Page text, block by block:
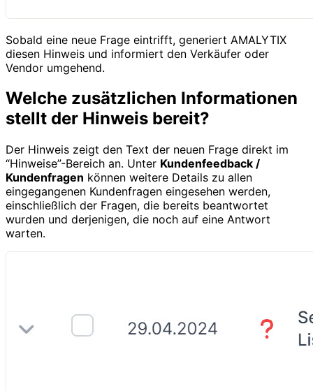
Sobald eine neue Frage eintrifft, generiert AMALYTIX
diesen Hinweis und informiert den Verkäufer oder
Vendor umgehend.
Welche zusätzlichen Informationen
stellt der Hinweis bereit?
Der Hinweis zeigt den Text der neuen Frage direkt im
“Hinweise”-Bereich an. Unter Kundenfeedback /
Kundenfragen können weitere Details zu allen
eingegangenen Kundenfragen eingesehen werden,
einschließlich der Fragen, die bereits beantwortet
wurden und derjenigen, die noch auf eine Antwort
warten.